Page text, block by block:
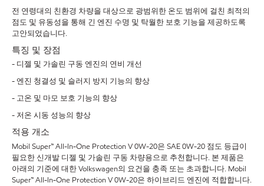
전 연령대의 친환경 차량을 대상으로 광범위한 온도 범위에 걸친 최적의
점도 및 유동성을 통해 긴 엔진 수명 및 탁월한 보호 기능을 제공하도록
고안되었습니다.
특징 및 장점
- 디젤 및 가솔린 구동 엔진의 연비 개선
- 엔진 청결성 및 슬러지 방지 기능의 향상
- 고온 및 마모 보호 기능의 향상
- 저온 시동 성능의 향상
적용 개소
Mobil Super™ All-In-One Protection V 0W-20은 SAE 0W-20 점도 등급이
필요한 신개발 디젤 및 가솔린 구동 차량용으로 추천합니다. 본 제품은
아래의 기준에 대한 Volkswagen의 요건을 충족 또는 초과합니다. Mobil
Super™ All-In-One Protection V 0W-20은 하이브리드 엔진에 적합합니다.